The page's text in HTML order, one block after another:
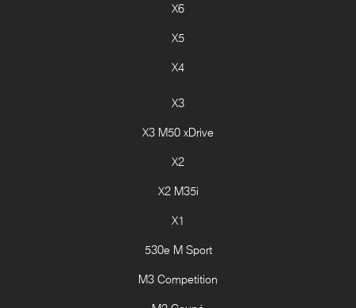
X6
X5
X4
X3
X3 M50 xDrive
X2
X2 M35i
X1
530e M Sport
M3 Competition